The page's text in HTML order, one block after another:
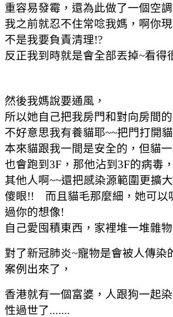
重容易發霉，還為此做了一個空
我之前就忍不住常唸我媽，啊你
不是我要負責清理!?
反正我到時就是會全部丟掉~看得
然後我媽說要通風，
所以她自己把我房門和對向房間
不好意思我有養貓耶~~把門打開
本來貓跟我一間是安全的，但貓一
也會跑到3F，那他沾到3F的病毒
其他人啊~~還把感染源範圍更擴
傻眼!! 而且貓毛那麼細，她可以
過你的想像!
自己愛囤積東西，家裡堆一堆雜
對了新冠肺炎~寵物是會被人傳染
案例出來了，
香港就有一個富婆，人跟狗一起
性過世了.......